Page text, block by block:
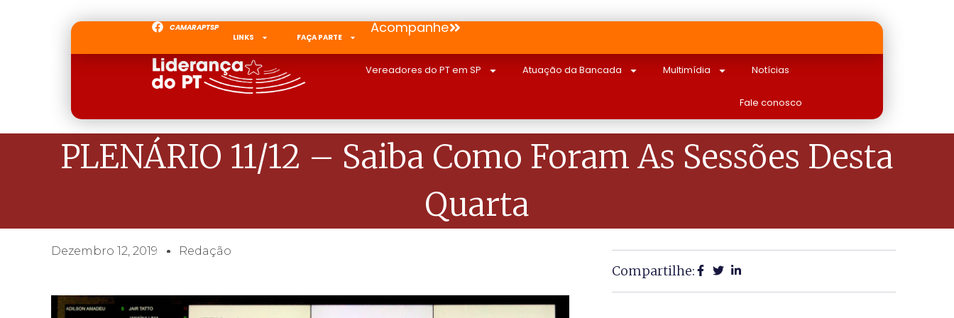
CAMARAPTSP
LINKS
FAÇA PARTE
Acompanhe
Vereadores do PT em SP Atuação da Bancada Multimídia Notícias
Fale conosco
PLENÁRIO 11/12 – Saiba Como Foram As Sessões Desta
Quarta
Dezembro 12, 2019 Redação
Compartilhe: